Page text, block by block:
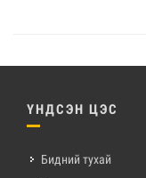
ҮНДСЭН ЦЭС
Бидний тухай